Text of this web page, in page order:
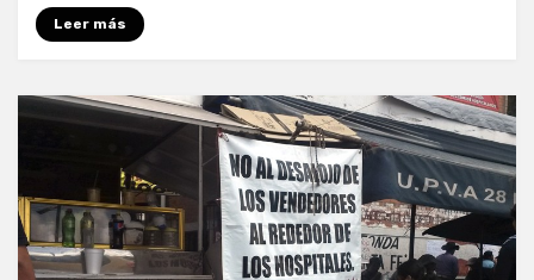
Leer más